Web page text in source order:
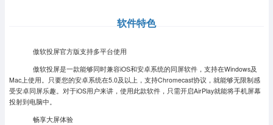
软件特色
傲软投屏官方版支持多平台使用
傲软投屏是一款能够同时兼容iOS和安卓系统的同屏软件，支持在Windows及
Mac上使用。只要您的安卓系统在5.0及以上，支持Chromecast协议，就能够无限制感
受安卓同屏乐趣。对于iOS用户来讲，使用此款软件，只需开启AirPlay就能将手机屏幕
投射到电脑中。
畅享大屏体验